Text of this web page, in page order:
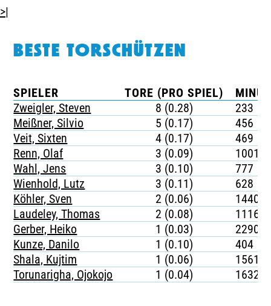
>|
BESTE TORSCHÜTZEN
SPIELER TORE (PRO SPIEL)
Zweigler, Steven
8 (0.28)
233
Meißner, Silvio
5 (0.17)
456
Veit, Sixten
4 (0.17)
469
Renn, Olaf
3 (0.09)
1001
Wahl, Jens
3 (0.10)
777
Wienhold, Lutz
3 (0.11)
628
Köhler, Sven
2 (0.06)
1440
Laudeley, Thomas
2 (0.08)
1116
Gerber, Heiko
1 (0.03)
2290
Kunze, Danilo
1 (0.10)
404
Shala, Kujtim
1 (0.06)
1561
Torunarigha, Ojokojo
1 (0.04) 1632